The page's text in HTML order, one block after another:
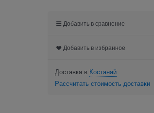
Добавить в сравнение
Добавить в избранное
Доставка в Костанай
Рассчитать стоимость доставки